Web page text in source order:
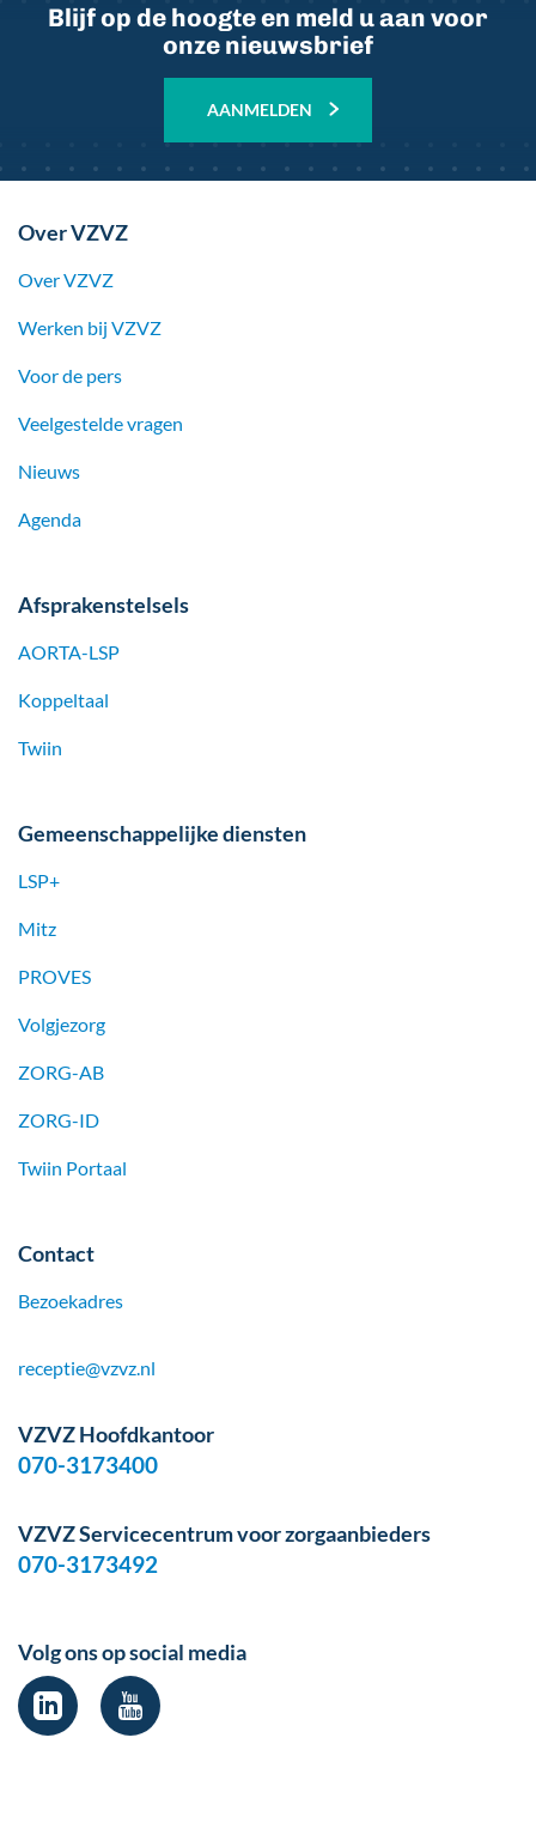
Blijf op de hoogte en meld u aan voor
onze nieuwsbrief
AANMELDEN
Over VZVZ
Over VZVZ
Werken bij VZVZ
Voor de pers
Veelgestelde vragen
Nieuws
Agenda
Afsprakenstelsels
AORTA-LSP
Koppeltaal
Twiin
Gemeenschappelijke diensten
LSP+
Mitz
PROVES
Volgjezorg
ZORG-AB
ZORG-ID
Twiin Portaal
Contact
Bezoekadres
receptie@vzvz.nl
VZVZ Hoofdkantoor
070-3173400
VZVZ Servicecentrum voor zorgaanbieders
070-3173492
Volg ons op social media